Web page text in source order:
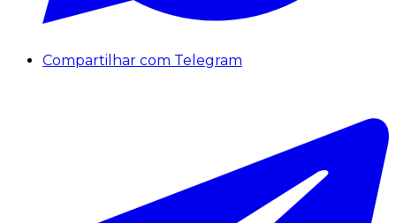
Compartilhar com Telegram